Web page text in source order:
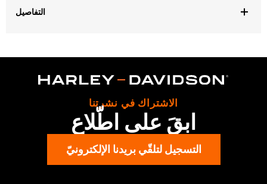
التفاصيل
Sold In Units:Each
bumper and installation instructions
الاشتراك في نشرتنا
ابقَ على اطّلاع
التسجيل لتلقّي بريدنا الإلكترونيّ